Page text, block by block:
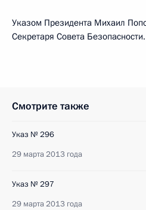
Указом Президента Михаил
Секретаря Совета Безопасности.
Смотрите также
Указ № 296
29 марта 2013 года
Указ № 297
29 марта 2013 года